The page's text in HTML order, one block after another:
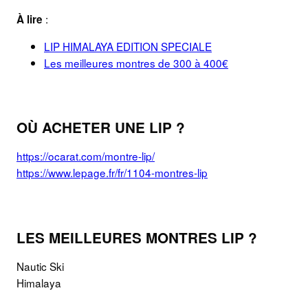
À lire :
LIP HIMALAYA EDITION SPECIALE
Les meilleures montres de 300 à 400€
OÙ ACHETER UNE LIP ?
https://ocarat.com/montre-lip/
https://www.lepage.fr/fr/1104-montres-lip
LES MEILLEURES MONTRES LIP ?
Nautic Ski
Himalaya